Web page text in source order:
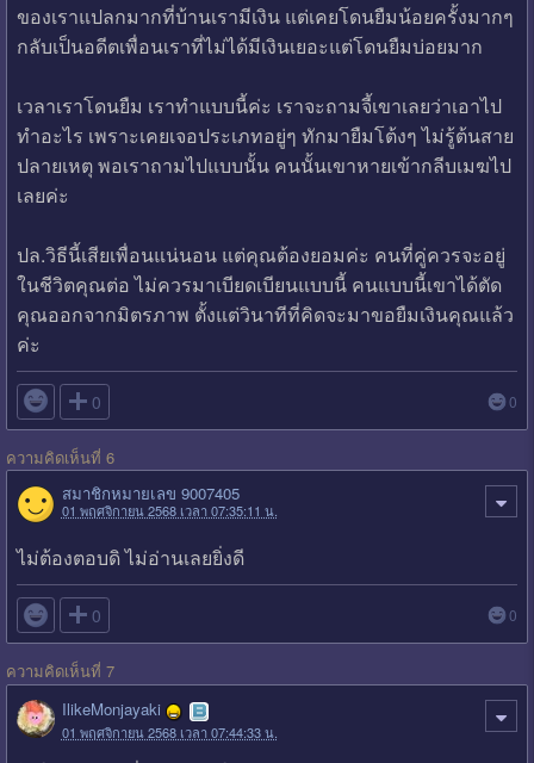
ของเราแปลกมากที่บ้านเรามีเงิน แต่เคยโดนยืมน้อยครั้งมากๆ
กลับเป็นอดีตเพื่อนเราที่ไม่ได้มีเงินเยอะแต่โดนยืมบ่อยมาก
เวลาเราโดนยืม เราทำแบบนี้ค่ะ เราจะถามจี้เขาเลยว่าเอาไป
ทำอะไร เพราะเคยเจอประเภทอยู่ๆ ทักมายืมโต้งๆ ไม่รู้ต้นสาย
ปลายเหตุ พอเราถามไปแบบนั้น คนนั้นเขาหายเข้ากลีบเมฆไป
เลยค่ะ
ปล.วิธีนี้เสียเพื่อนแน่นอน แต่คุณต้องยอมค่ะ คนที่คู่ควรจะอยู่
ในชีวิตคุณต่อ ไม่ควรมาเบียดเบียนแบบนี้ คนแบบนี้เขาได้ตัด
คุณออกจากมิตรภาพ ตั้งแต่วินาทีที่คิดจะมาขอยืมเงินคุณแล้ว
ค่ะ
 0 0
ความคิดเห็นที่ 6
สมาชิกหมายเลข 9007405
01 พฤศจิกายน 2568 เวลา 07:35:11 น.
ไม่ต้องตอบดิ ไม่อ่านเลยยิ่งดี
 0 0
ความคิดเห็นที่ 7
IlikeMonjayaki
01 พฤศจิกายน 2568 เวลา 07:44:33 น.